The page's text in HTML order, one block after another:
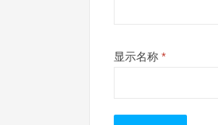
显示名称 *